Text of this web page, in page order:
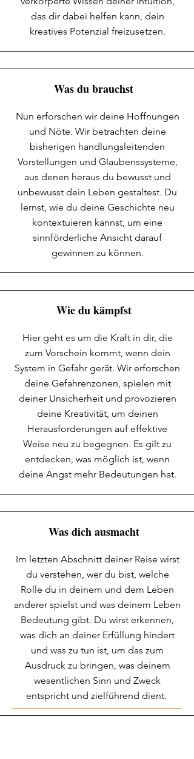
das dir dabei helfen kann, dein
kreatives Potenzial freizusetzen.
Was du brauchst
Nun erforschen wir deine Hoffnungen
und Nöte. Wir betrachten deine
bisherigen handlungsleitenden
Vorstellungen und Glaubenssysteme,
aus denen heraus du bewusst und
unbewusst dein Leben gestaltest. Du
lernst, wie du deine Geschichte neu
kontextuieren kannst, um eine
sinnförderliche Ansicht darauf
gewinnen zu können.
Wie du kämpfst
Hier geht es um die Kraft in dir, die
zum Vorschein kommt, wenn dein
System in Gefahr gerät. Wir erforschen
deine Gefahrenzonen, spielen mit
deiner Unsicherheit und provozieren
deine Kreativität, um deinen
Herausforderungen auf effektive
Weise neu zu begegnen. Es gilt zu
entdecken, was möglich ist, wenn
deine Angst mehr Bedeutungen hat.
Was dich ausmacht
Im letzten Abschnitt deiner Reise wirst
du verstehen, wer du bist, welche
Rolle du in deinem und dem Leben
anderer spielst und was deinem Leben
Bedeutung gibt. Du wirst erkennen,
was dich an deiner Erfüllung hindert
und was zu tun ist, um das zum
Ausdruck zu bringen, was deinem
wesentlichen Sinn und Zweck
entspricht und zielführend dient.